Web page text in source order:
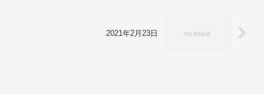
2021年2月23日